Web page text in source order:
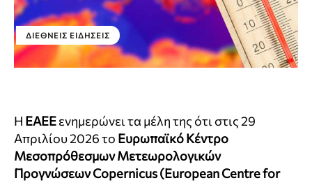
ΔΙΕΘΝΕΊΣ ΕΙΔΉΣΕΙΣ
Η ΕΑΕΕενημερώνει τα μέλη της ότι στις 29
Απριλίου 2026 το Ευρωπαϊκό Κέντρο
Μεσοπρόθεσμων Μετεωρολογικών
Προγνώσεων Copernicus (European Centre for